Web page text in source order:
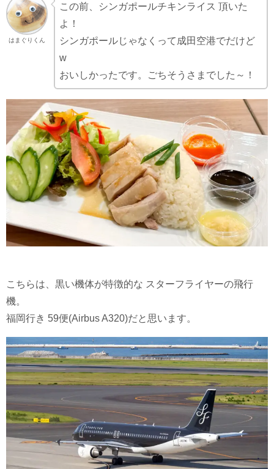
はまぐりくん
この前、シンガポールチキンライス 頂いた
よ！
シンガポールじゃなくって成田空港でだけど
w
おいしかったです。ごちそうさまでした～！
こちらは、黒い機体が特徴的な スターフライヤーの飛行
機。
福岡行き 59便(Airbus A320)だと思います。